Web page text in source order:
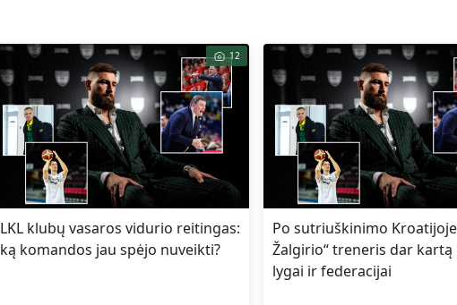
12
LKL klubų vasaros vidurio reitingas:
ką komandos jau spėjo nuveikti?
Po sutriuškinimo
Žalgirio“ treneris dar
lygai ir federacijai